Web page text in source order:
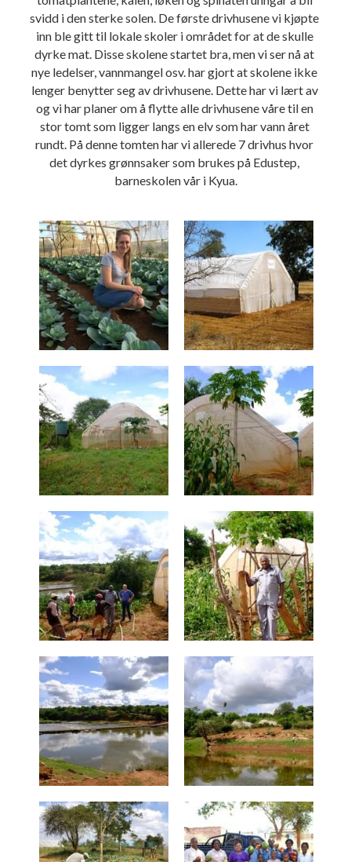
svidd i den sterke solen. De første drivhusene vi kjøpte
inn ble gitt til lokale skoler i området for at de skulle
dyrke mat. Disse skolene startet bra, men vi ser nå at
nye ledelser, vannmangel osv. har gjort at skolene ikke
lenger benytter seg av drivhusene. Dette har vi lært av
og vi har planer om å flytte alle drivhusene våre til en
stor tomt som ligger langs en elv som har vann året
rundt. På denne tomten har vi allerede 7 drivhus hvor
det dyrkes grønnsaker som brukes på Edustep,
barneskolen vår i Kyua.